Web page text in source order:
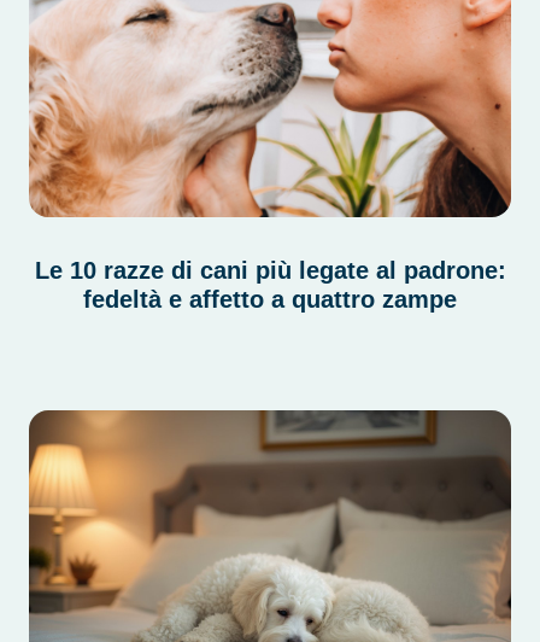
Le 10 razze di cani più legate al padrone:
fedeltà e affetto a quattro zampe